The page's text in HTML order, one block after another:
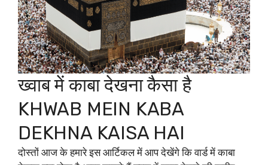
ख्वाब में काबा देखना कैसा है
KHWAB MEIN KABA
DEKHNA KAISA HAI
दोस्तों आज के हमारे इस आर्टिकल में आप देखेंगे कि वार्ड में काबा